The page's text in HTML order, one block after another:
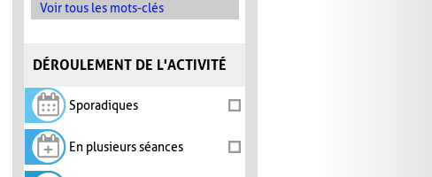
Voir tous les mots-clés
DÉROULEMENT DE L'ACTIVITÉ
Sporadiques
En plusieurs séances